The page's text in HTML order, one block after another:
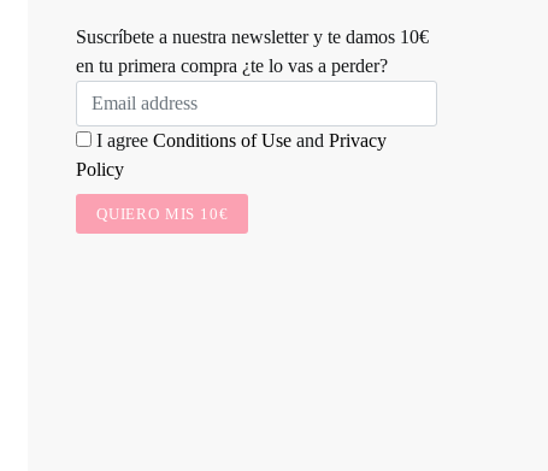
Suscríbete a nuestra newsletter y te damos 10€
en tu primera compra ¿te lo vas a perder?
I agree Conditions of Use and Privacy
Policy
QUIERO MIS 10€